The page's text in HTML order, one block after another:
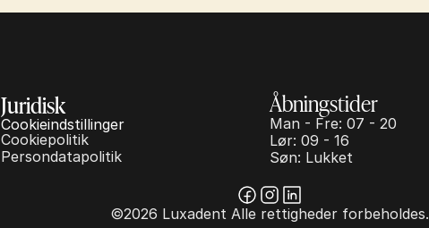
Juridisk
Cookieindstillinger
Cookiepolitik
Persondatapolitik
Åbningstider
Man - Fre: 07 - 20
Lør: 09 - 16
Søn: Lukket
©2026 Luxadent Alle rettigheder forbeholdes.